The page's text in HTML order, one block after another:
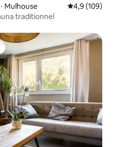
Mulhouse Évaluation
4,9 (109)
Le Prestige Spa Jacuzzi & Sauna traditionnel
plus appréciés